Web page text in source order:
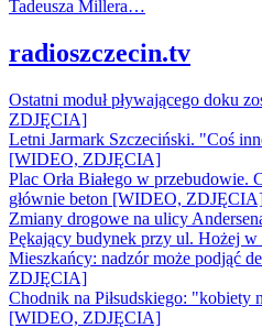
Tadeusza Millera…
radioszczecin.tv
Ostatni moduł pływającego doku
ZDJĘCIA]
Letni Jarmark Szczeciński. "Coś
[WIDEO, ZDJĘCIA]
Plac Orła Białego w przebudowie.
głównie beton [WIDEO,
Zmiany drogowe na ulicy
Pękający budynek przy ul. Hożej w
Mieszkańcy: nadzór może podjąć
ZDJĘCIA]
Chodnik na Piłsudskiego: "kobiety
[WIDEO, ZDJĘCIA]